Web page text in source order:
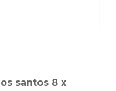
santos 8 x